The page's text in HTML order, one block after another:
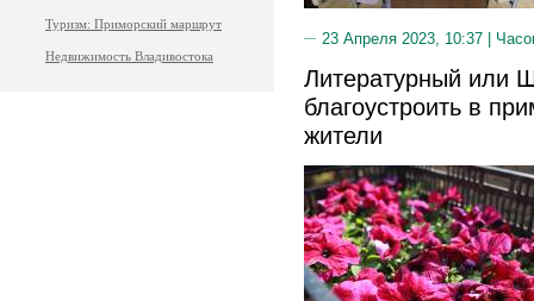
Туризм: Приморский маршрут
Недвижимость Владивостока
23 Апреля 2023, 10:37 |
Литературный или
благоустроить в
жители